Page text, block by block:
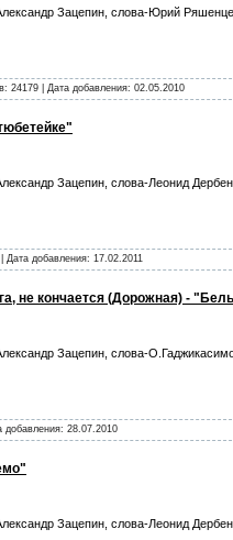
Зацепин, слова-Юрий
24179 | Дата добавления: 02.05.2010
Зацепин, слова-Леонид
Дата добавления: 17.02.2011
не кончается (Дорожная) -
Зацепин, слова-
добавления: 28.07.2010
Зацепин, слова-Леонид